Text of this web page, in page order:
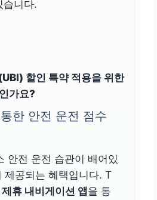
습니다.
할인 특약 적용을 위한
가요?
한 안전 운전 점수
안전 운전 습관이 배어있
제공되는 혜택입니다. T
제휴 내비게이션 앱 을 통